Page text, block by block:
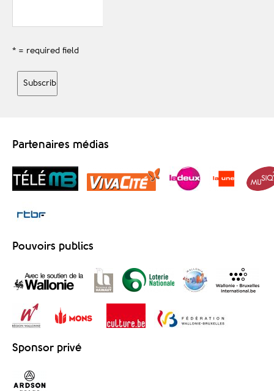
* = required field
Partenaires médias
Pouvoirs publics
Sponsor privé